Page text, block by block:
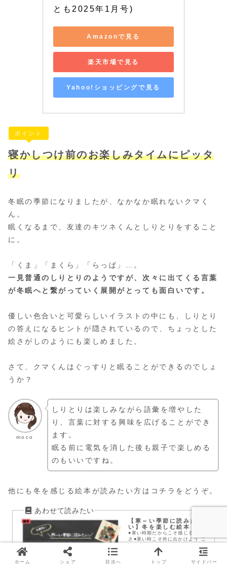
とも2025年1月号)
Amazonで見る
楽天市場で見る
Yahoo!ショッピングで見る
ポイント
寝かしつけ前のお楽しみタイムにピッタ
リ
冬眠の季節になりましたが、なかなか眠れないクマく
ん。
眠くなるまで、友達のキツネくんとしりとりをすること
に。
「くま」「まくら」「らっぱ」…。
一見普通のしりとりのようですが、次々に出てくる言葉
が冬眠へと繋がっていく展開がとっても面白いです。
優しい色合いと可愛らしいイラストの中にも、しりとり
の答えになるヒントが隠されているので、ちょっとした
絵さがしのようにも楽しめました。
さて、クマくんはぐっすりと眠ることができるのでしょ
うか？
moco
しりとりは楽しみながら語彙を増やした
り、言葉に対する興味を広げることができ
ます。
眠る前に電気を消した後も親子で楽しめる
のもいいですね。
他にも冬を感じる絵本が読みたい方はコチラをどうぞ。
【寒～い季節に読みた
い】冬を楽しむ絵本
●寒い時期だからこそ感じる暖か
さ●寒い時こそ外に出かけよう こ
冊をご紹介します。
ホーム シェア 目次へ トップ サイドバー